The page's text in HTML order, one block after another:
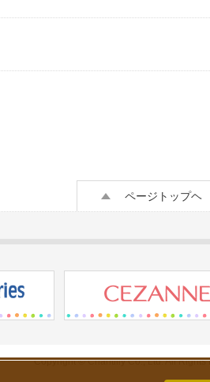
ページトップヘ
Copyright © Chantilly Co., Ltd. All Rights